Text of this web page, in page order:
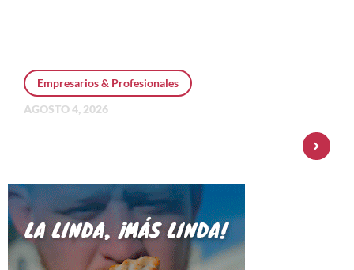
Empresarios & Profesionales
AGOSTO 4, 2026